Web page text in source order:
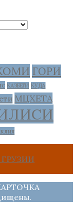
ГОРИ
КАЗБЕГИ КУДА
МЦХЕТА